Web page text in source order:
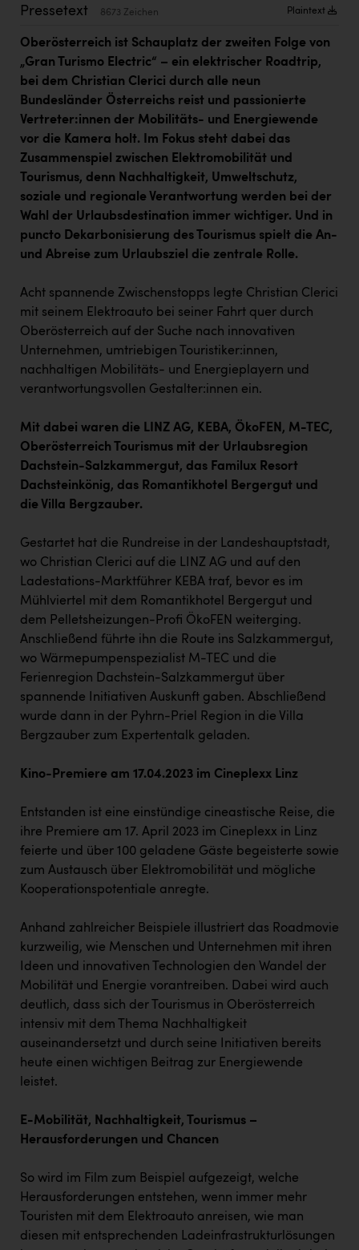
Oldtimer Raststationen und Motorhotels
Österreichischer Kachelofenverband
Orlen
Passage Linz
PEZ
PÜSPÖK
REMAX
Resch&Frisch
RUBBLE MASTER
Ruderclub Wels
SCRI - Salzburg Cancer Research Institute
Schwingshandl - automation technology gmbh
Smurfit Westrock Nettingsdorf
TCL
TGW Logistics
TRAILOMAT & Cycling Austria
VERITAS
Vier Diamanten
Vorlagenportal
Wir besiegen Krebs
Wirtschaftskammer OÖ
ZGONC
z.l.ö.
Österreichisches Hebammengremium
Wirtschaftskammer OÖ Energiehandel
Dopgas
kunden basics
kontakt
Pressetext 8673 Zeichen Plaintext
Oberösterreich ist Schauplatz der zweiten Folge von
„Gran Turismo Electric“ – ein elektrischer Roadtrip,
bei dem Christian Clerici durch alle neun
Bundesländer Österreichs reist und passionierte
Vertreter:innen der Mobilitäts- und Energiewende
vor die Kamera holt. Im Fokus steht dabei das
Zusammenspiel zwischen Elektromobilität und
Tourismus, denn Nachhaltigkeit, Umweltschutz,
soziale und regionale Verantwortung werden bei der
Wahl der Urlaubsdestination immer wichtiger. Und in
puncto Dekarbonisierung des Tourismus spielt die An-
und Abreise zum Urlaubsziel die zentrale Rolle.
Acht spannende Zwischenstopps legte Christian Clerici
mit seinem Elektroauto bei seiner Fahrt quer durch
Oberösterreich auf der Suche nach innovativen
Unternehmen, umtriebigen Touristiker:innen,
nachhaltigen Mobilitäts- und Energieplayern und
verantwortungsvollen Gestalter:innen ein.
Mit dabei waren die LINZ AG, KEBA, ÖkoFEN, M-TEC,
Oberösterreich Tourismus mit der Urlaubsregion
Dachstein-Salzkammergut, das Familux Resort
Dachsteinkönig, das Romantikhotel Bergergut und
die Villa Bergzauber.
Gestartet hat die Rundreise in der Landeshauptstadt,
wo Christian Clerici auf die LINZ AG und auf den
Ladestations-Marktführer KEBA traf, bevor es im
Mühlviertel mit dem Romantikhotel Bergergut und
dem Pelletsheizungen-Profi ÖkoFEN weiterging.
Anschließend führte ihn die Route ins Salzkammergut,
wo Wärmepumpenspezialist M-TEC und die
Ferienregion Dachstein-Salzkammergut über
spannende Initiativen Auskunft gaben. Abschließend
wurde dann in der Pyhrn-Priel Region in die Villa
Bergzauber zum Expertentalk geladen.
Kino-Premiere am 17.04.2023 im Cineplexx Linz
Entstanden ist eine einstündige cineastische Reise, die
ihre Premiere am 17. April 2023 im Cineplexx in Linz
feierte und über 100 geladene Gäste begeisterte sowie
zum Austausch über Elektromobilität und mögliche
Kooperationspotentiale anregte.
Anhand zahlreicher Beispiele illustriert das Roadmovie
kurzweilig, wie Menschen und Unternehmen mit ihren
Ideen und innovativen Technologien den Wandel der
Mobilität und Energie vorantreiben. Dabei wird auch
deutlich, dass sich der Tourismus in Oberösterreich
intensiv mit dem Thema Nachhaltigkeit
auseinandersetzt und durch seine Initiativen bereits
heute einen wichtigen Beitrag zur Energiewende
leistet.
E-Mobilität, Nachhaltigkeit, Tourismus –
Herausforderungen und Chancen
So wird im Film zum Beispiel aufgezeigt, welche
Herausforderungen entstehen, wenn immer mehr
Touristen mit dem Elektroauto anreisen, wie man
diesen mit entsprechenden Ladeinfrastrukturlösungen